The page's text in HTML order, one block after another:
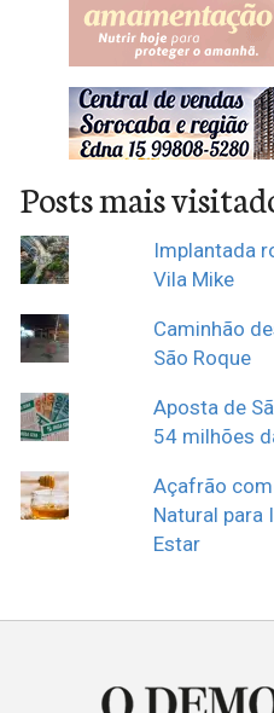
Posts mais
Implantada
Vila Mike
Caminhão
São Roque
Aposta de
54 milhões
Açafrão
Natural para
Estar